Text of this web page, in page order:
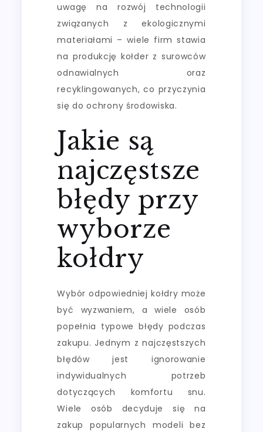
uwagę na rozwój technologii
związanych z ekologicznymi
materiałami – wiele firm stawia
na produkcję kołder z surowców
odnawialnych oraz
recyklingowanych, co przyczynia
się do ochrony środowiska.
Jakie są
najczęstsze
błędy przy
wyborze
kołdry
Wybór odpowiedniej kołdry może
być wyzwaniem, a wiele osób
popełnia typowe błędy podczas
zakupu. Jednym z najczęstszych
błędów jest ignorowanie
indywidualnych potrzeb
dotyczących komfortu snu.
Wiele osób decyduje się na
zakup popularnych modeli bez